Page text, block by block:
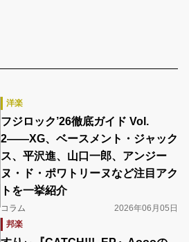
洋楽
フジロック’26徹底ガイド Vol.
2――XG、ベースメント・ジャック
ス、平沢進、山口一郎、アンジー
ヌ・ド・ポワトリーヌなど注目アク
トを一挙紹介
コラム
2026年06月05日
邦楽